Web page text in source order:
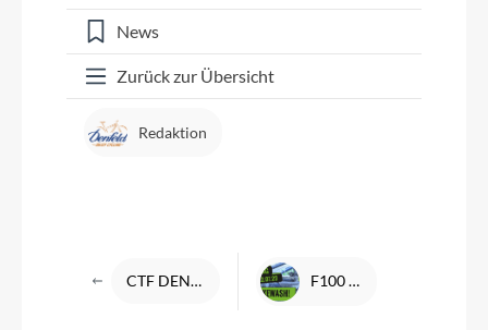
News
Zurück zur Übersicht
Redaktion
CTF DENFELD MTB Taunus Tour - GPX Tourdaten F100 Pflegetag am 22.07.2023